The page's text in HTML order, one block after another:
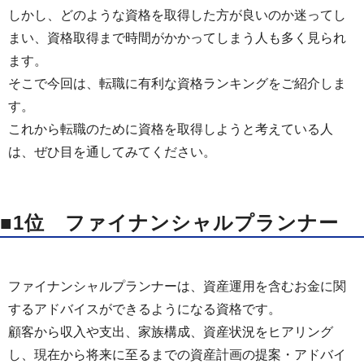
しかし、どのような資格を取得した方が良いのか迷ってし
まい、資格取得まで時間がかかってしまう人も多く見られ
ます。
そこで今回は、転職に有利な資格ランキングをご紹介しま
す。
これから転職のために資格を取得しようと考えている人
は、ぜひ目を通してみてください。
■1位 ファイナンシャルプランナー
ファイナンシャルプランナーは、資産運用を含むお金に関
するアドバイスができるようになる資格です。
顧客から収入や支出、家族構成、資産状況をヒアリング
し、現在から将来に至るまでの資産計画の提案・アドバイ